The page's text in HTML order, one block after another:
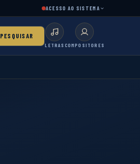
ACESSO AO SISTEMA
PESQUISAR
LETRAS COMPOSITORES